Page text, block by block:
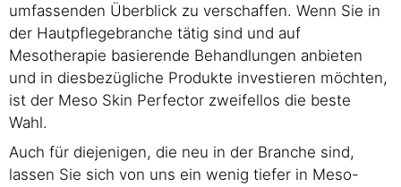
umfassenden Überblick zu verschaffen. Wenn Sie in
der Hautpflegebranche tätig sind und auf
Mesotherapie basierende Behandlungen anbieten
und in diesbezügliche Produkte investieren möchten,
ist der Meso Skin Perfector zweifellos die beste
Wahl.
Auch für diejenigen, die neu in der Branche sind,
lassen Sie sich von uns ein wenig tiefer in Meso-